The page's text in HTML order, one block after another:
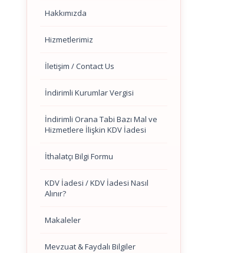
Hakkımızda
Hizmetlerimiz
İletişim / Contact Us
İndirimli Kurumlar Vergisi
İndirimli Orana Tabi Bazı Mal ve
Hizmetlere İlişkin KDV İadesi
İthalatçı Bilgi Formu
KDV İadesi / KDV İadesi Nasıl
Alınır?
Makaleler
Mevzuat & Faydalı Bilgiler